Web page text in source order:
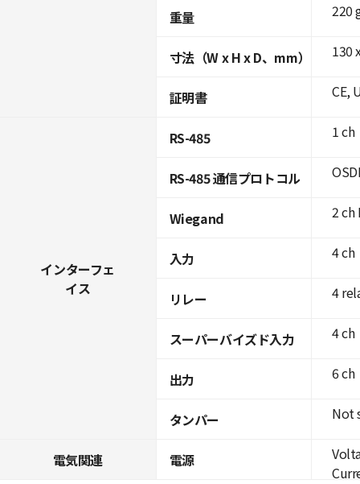
重量
寸法（W x H x D、mm）
証明書
インターフェ
イス
RS-485
RS-485 通信プロトコル
Wiegand
入力
リレー
スーパーバイズド入力
出力
タンパー
電気関連 電源
220
130
CE,
1 ch
2 ch
4 ch
4
4 ch
6 ch
Not